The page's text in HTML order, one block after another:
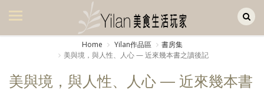
美食集
廚房集
Home Yilan作品區
書房集
美與境，與人性、人心 — 近來幾本書之讀後記
美與境，與人性、人心 — 近來幾本書